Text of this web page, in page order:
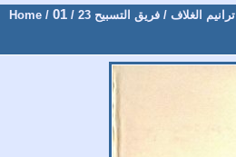
Home / ترانيم الغلاف / فريق التسبيح 23 /
01